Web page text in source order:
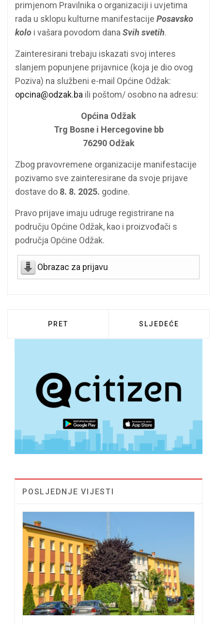
primjenom Pravilnika o organizaciji i uvjetima
rada u sklopu kulturne manifestacije Posavsko
kolo i vašara povodom danaSvih svetih.
Zainteresirani trebaju iskazati svoj interes
slanjem popunjene prijavnice (koja je dio ovog
Poziva) na službeni e-mail Općine Odžak:
opcina@odzak.ba ili poštom/ osobno na adresu:
Općina Odžak
Trg Bosne i Hercegovine bb
76290 Odžak
Zbog pravovremene organizacije manifestacije
pozivamo sve zainteresirane da svoje prijave
dostave do 8. 8. 2025. godine.
Pravo prijave imaju udruge registrirane na
području Općine Odžak, kao i proizvođači s
područja Općine Odžak.
Obrazac za prijavu
PRETHODNI ČLANAK: JAVNI NATJEČAJ
PRET SLJEDEĆI
SLJEDEĆE
POSLJEDNJE VIJESTI